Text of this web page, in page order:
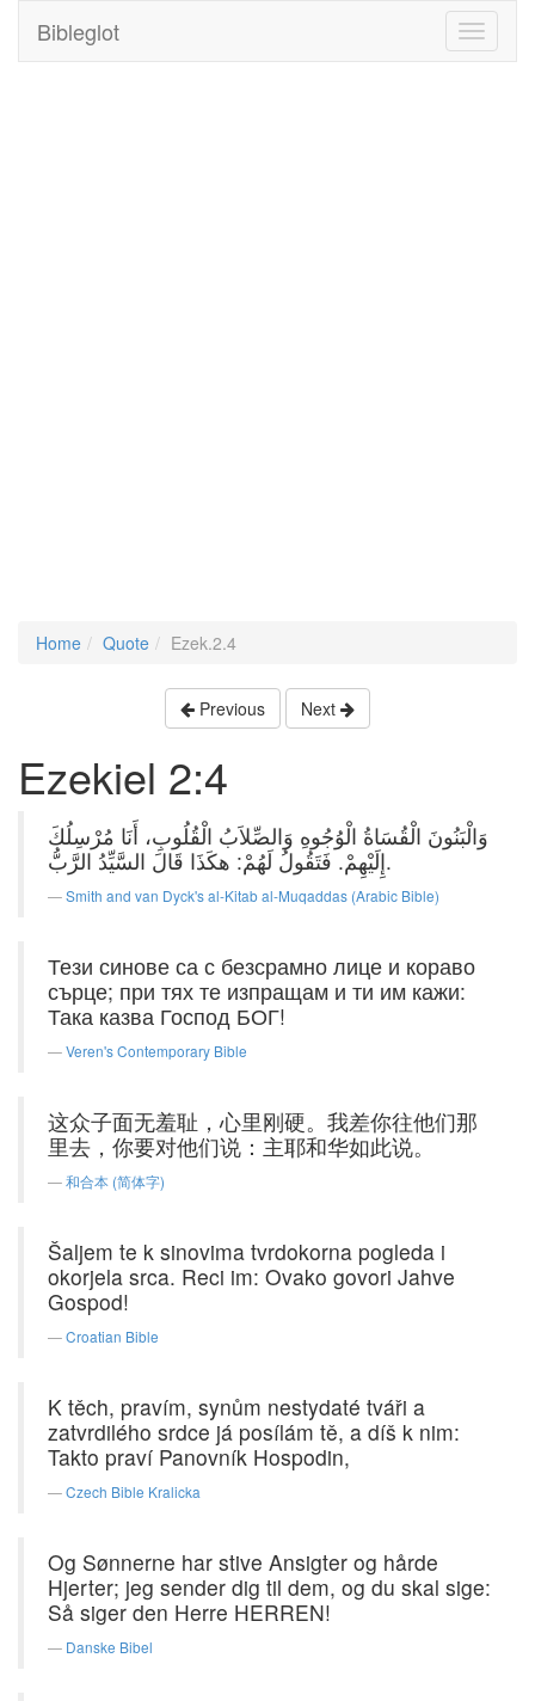
Toggle
Bibleglot
Home Quote Ezek.2.4
Previous Next
Ezekiel 2:4
وَالْبَنُونَ الْقُسَاةُ الْوُجُوهِ وَالصِّلاَبُ الْقُلُوبِ، أَنَا مُرْسِلُكَ
إِلَيْهِمْ. فَتَقُولُ لَهُمْ: هكَذَا قَالَ السَّيِّدُ الرَّبُّ.
Smith and van Dyck's al-Kitab al-Muqaddas (Arabic Bible)
Тези синове са с безсрамно лице и кораво
сърце; при тях те изпращам и ти им кажи:
Така казва Господ БОГ!
Veren's Contemporary Bible
这众子面无羞耻，心里刚硬。我差你往他们那
里去，你要对他们说：主耶和华如此说。
和合本 (简体字)
Šaljem te k sinovima tvrdokorna pogleda i
okorjela srca. Reci im: Ovako govori Jahve
Gospod!
Croatian Bible
K těch, pravím, synům nestydaté tváři a
zatvrdilého srdce já posílám tě, a díš k nim:
Takto praví Panovník Hospodin,
Czech Bible Kralicka
Og Sønnerne har stive Ansigter og hårde
Hjerter; jeg sender dig til dem, og du skal sige:
Så siger den Herre HERREN!
Danske Bibel